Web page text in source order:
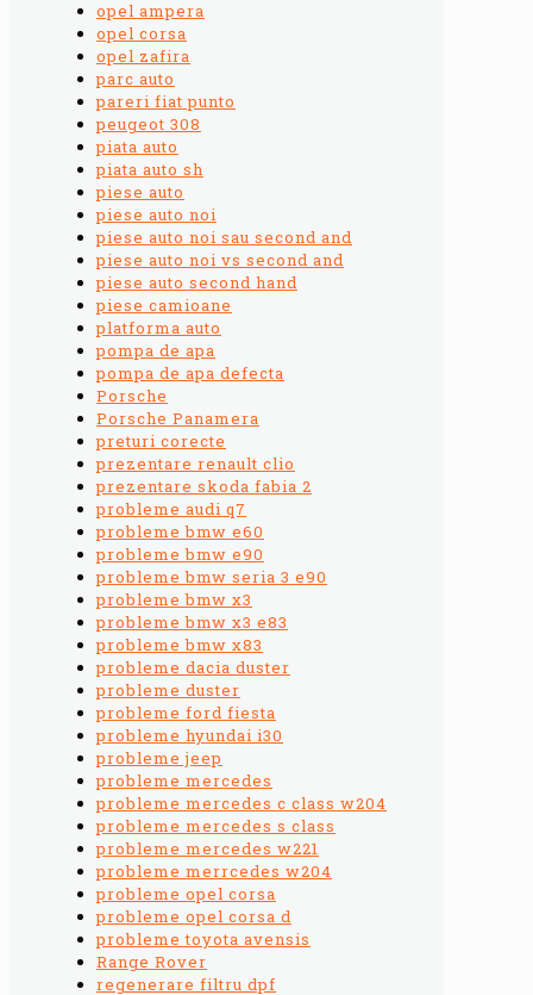
opel ampera
opel corsa
opel zafira
parc auto
pareri fiat punto
peugeot 308
piata auto
piata auto sh
piese auto
piese auto noi
piese auto noi sau second and
piese auto noi vs second and
piese auto second hand
piese camioane
platforma auto
pompa de apa
pompa de apa defecta
Porsche
Porsche Panamera
preturi corecte
prezentare renault clio
prezentare skoda fabia 2
probleme audi q7
probleme bmw e60
probleme bmw e90
probleme bmw seria 3 e90
probleme bmw x3
probleme bmw x3 e83
probleme bmw x83
probleme dacia duster
probleme duster
probleme ford fiesta
probleme hyundai i30
probleme jeep
probleme mercedes
probleme mercedes c class w204
probleme mercedes s class
probleme mercedes w221
probleme merrcedes w204
probleme opel corsa
probleme opel corsa d
probleme toyota avensis
Range Rover
regenerare filtru dpf